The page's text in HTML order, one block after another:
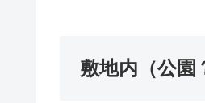
敷地内（公園